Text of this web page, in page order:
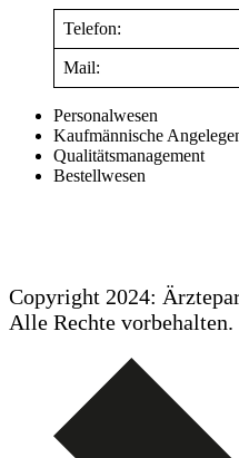
Telefon:
Mail:
Personalwesen
Kaufmännische
Qualitätsmanagement
Bestellwesen
Copyright 2024:
Alle Rechte vorbehalten.